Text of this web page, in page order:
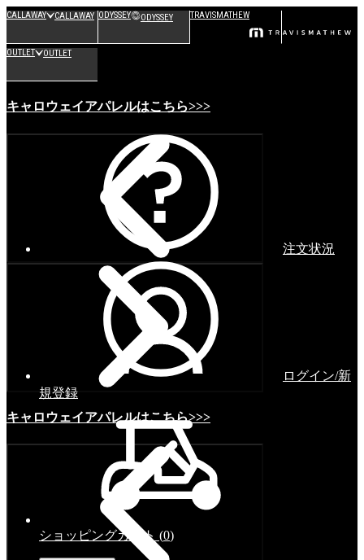
CALLAWAY CALLAWAY ODYSSEY ODYSSEY TRAVISMATHEW
OUTLET OUTLET
キャロウェイアパレルはこちら>>>
キャロウェイアパレルはこちら>>>
注文状況
ログイン/新
規登録
ショッピングカート (0)